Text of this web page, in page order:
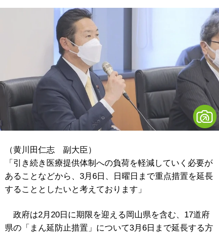
（黄川田仁志 副大臣）
「引き続き医療提供体制への負荷を軽減していく必要が
あることなどから、3月6日、日曜日まで重点措置を延長
することとしたいと考えております」
政府は2月20日に期限を迎える岡山県を含む、17道府
県の「まん延防止措置」について3月6日まで延長する方